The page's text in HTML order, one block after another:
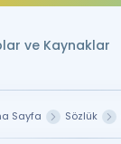
ve Kaynaklar
Sayfa Sözlük